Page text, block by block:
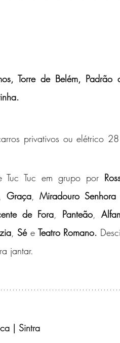
Torre de Belém, Padrão
privativos ou elétrico
Tuc Tuc em grupo por
Graça, Miradouro
de Fora, Panteão,
, Sé e Teatro Romano.
jantar.
| Sintra